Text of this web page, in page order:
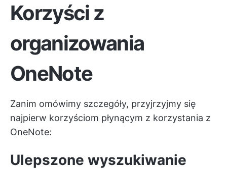
Korzyści z
organizowania
OneNote
Zanim omówimy szczegóły, przyjrzyjmy się
najpierw korzyściom płynącym z korzystania z
OneNote:
Ulepszone wyszukiwanie